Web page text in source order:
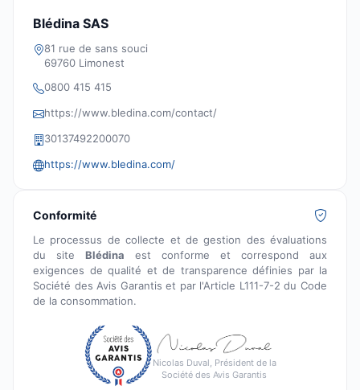
Blédina SAS
81 rue de sans souci
69760 Limonest
0800 415 415
https://www.bledina.com/contact/
30137492200070
https://www.bledina.com/
Conformité
Le processus de collecte et de gestion des évaluations
du site Blédina est conforme et correspond aux
exigences de qualité et de transparence définies par la
Société des Avis Garantis et par l'Article L111-7-2 du Code
de la consommation.
Nicolas Duval, Président de la
Société des Avis Garantis